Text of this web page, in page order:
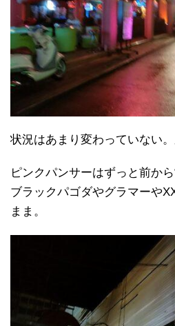
状況はあまり変わっていない。
ピンクパンサーはずっと前か
ブラックパゴダやグラマーや
まま。